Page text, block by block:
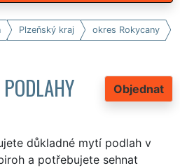
Plzeňský kraj okres Rokycany
Objednat
důkladné mytí podlah v
a potřebujete sehnat